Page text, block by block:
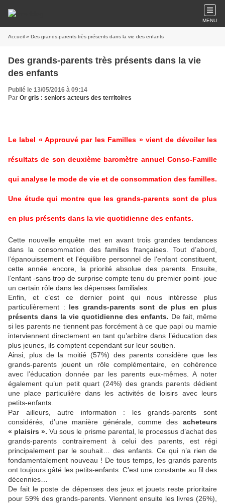
MENU
Accueil » Des grands-parents très présents dans la vie des enfants
Des grands-parents très présents dans la vie
des enfants
Publié le 13/05/2016 à 09:14
Par Or gris : seniors acteurs des territoires
Le label « Approuvé par les Familles » vient de dévoiler les
résultats de son deuxième baromètre annuel Conso-Famille
qui analyse le mode de vie et de consommation des familles.
Une étude qui montre que les grands-parents sont de plus
en plus présents dans la vie quotidienne des enfants.
Cette nouvelle enquête met en avant trois grandes tendances
dans la consommation des familles françaises. Tout d’abord,
l’épanouissement et l'équilibre personnel de l'enfant constituent,
cette année encore, la priorité absolue des parents. Ensuite,
l’enfant -sans trop de surprise compte tenu du premier point- joue
un certain rôle dans les dépenses familiales.
Enfin, et c’est ce dernier point qui nous intéresse plus
particulièrement : les grands-parents sont de plus en plus
présents dans la vie quotidienne des enfants. De fait, même
si les parents ne tiennent pas forcément à ce que papi ou mamie
interviennent directement en tant qu’arbitre dans l’éducation des
plus jeunes, ils comptent cependant sur leur soutien.
Ainsi, plus de la moitié (57%) des parents considère que les
grands-parents jouent un rôle complémentaire, en cohérence
avec l’éducation donnée par les parents eux-mêmes. A noter
également qu’un petit quart (24%) des grands parents dédient
une place particulière dans les activités de loisirs avec leurs
petits-enfants.
Par ailleurs, autre information : les grands-parents sont
considérés, d’une manière générale, comme des acheteurs
« plaisirs ». Vu sous le prisme parental, le processus d’achat des
grands-parents contrairement à celui des parents, est régi
principalement par le souhait… des enfants. Ce qui n’a rien de
fondamentalement nouveau ! De tous temps, les grands parents
ont toujours gâté les petits-enfants. C’est une constante au fil des
décennies…
De fait le poste de dépenses des jeux et jouets reste prioritaire
pour 59% des grands-parents. Viennent ensuite les livres (26%),